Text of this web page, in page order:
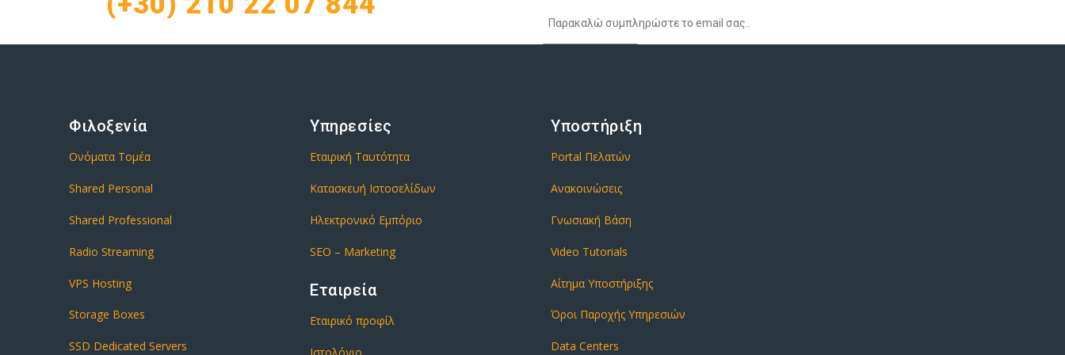
Φιλοξενία
Ονόματα Τομέα
Shared Personal
Shared Professional
Radio Streaming
VPS Hosting
Storage Boxes
SSD Dedicated Servers
Υπηρεσίες
Εταιρική Ταυτότητα
Κατασκευή Ιστοσελίδων
Ηλεκτρονικό Εμπόριο
SEO – Marketing
Εταιρεία
Εταιρικό προφίλ
Ιστολόγιο
Υποστήριξη
Portal Πελατών
Ανακοινώσεις
Γνωσιακή Βάση
Video Tutorials
Αίτημα Υποστήριξης
Όροι Παροχής Υπηρεσιών
Data Centers